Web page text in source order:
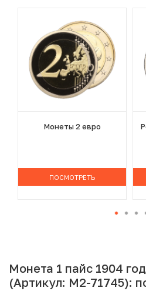
Монеты 2 евро
ПОСМОТРЕТЬ
Монета 1 пайс 1904
(Артикул: M2-71745):